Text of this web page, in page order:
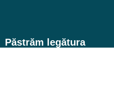
Păstrăm legătura